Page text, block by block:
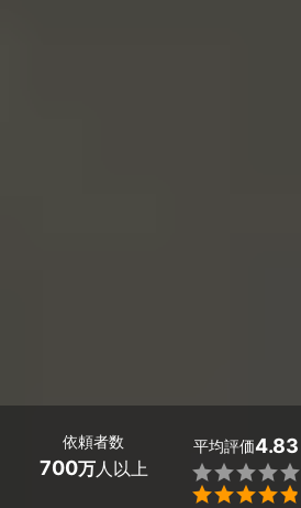
依頼者数
700万人以上
平均評価4.83

